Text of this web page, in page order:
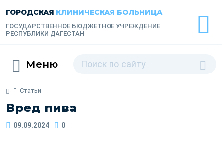
ГОРОДСКАЯ КЛИНИЧЕСКАЯ БОЛЬНИЦА
ГОСУДАРСТВЕННОЕ БЮДЖЕТНОЕ УЧРЕЖДЕНИЕ
РЕСПУБЛИКИ ДАГЕСТАН
Меню
Статьи
Вред пива
09.09.2024 0